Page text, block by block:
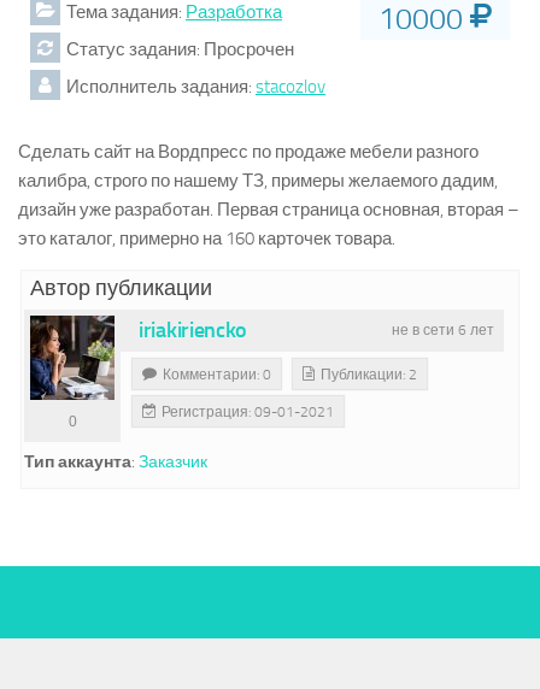
10000
Тема задания: Разработка
Статус задания: Просрочен
Исполнитель задания: stacozlov
Сделать сайт на Вордпресс по продаже мебели разного
калибра, строго по нашему ТЗ, примеры желаемого дадим,
дизайн уже разработан. Первая страница основная, вторая –
это каталог, примерно на 160 карточек товара.
Автор публикации
не в сети 6 лет
iriakiriencko
0
Комментарии: 0 Публикации: 2
Регистрация: 09-01-2021
Тип аккаунта: Заказчик